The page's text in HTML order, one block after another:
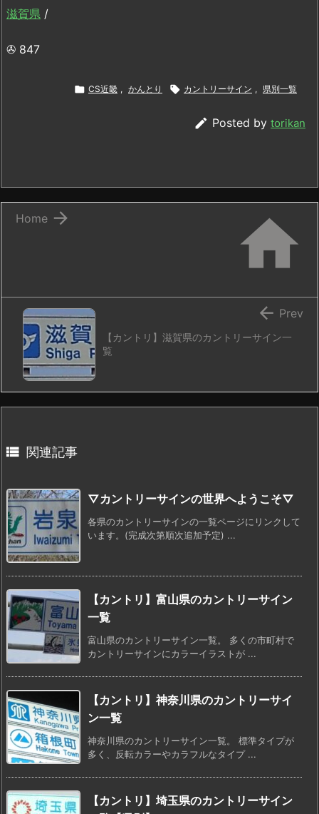
滋賀県 /
✇ 847
 CS近畿 , かんとり  カントリーサイン , 県別一覧
 Posted by torikan


Home
【カントリ】滋賀県のカントリーサイン一
覧
 Prev
 関連記事
▽カントリーサインの世界へようこそ▽
各県のカントリーサインの一覧ページにリンクして
います。(完成次第順次追加予定) ...
【カントリ】富山県のカントリーサイン
一覧
富山県のカントリーサイン一覧。 多くの市町村で
カントリーサインにカラーイラストが ...
【カントリ】神奈川県のカントリーサイ
ン一覧
神奈川県のカントリーサイン一覧。 標準タイプが
多く、反転カラーやカラフルなタイプ ...
【カントリ】埼玉県のカントリーサイン